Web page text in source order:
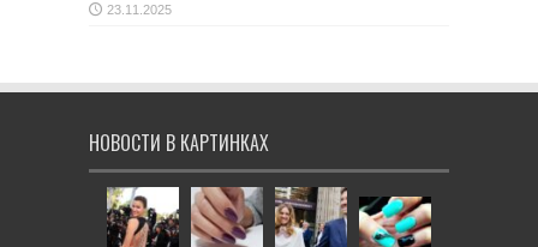
23.11.2025
НОВОСТИ В КАРТИНКАХ